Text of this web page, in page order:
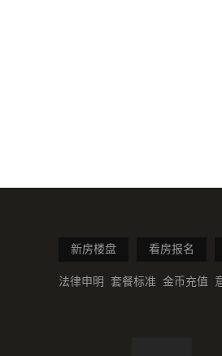
新房楼盘 看房报名
法律申明 套餐标准 金币充值